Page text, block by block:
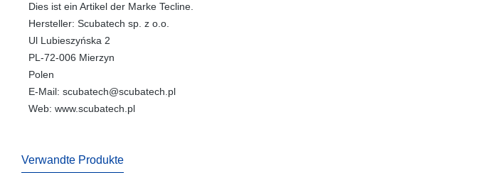
Dies ist ein Artikel der Marke Tecline.
Hersteller: Scubatech sp. z o.o.
Ul Lubieszyńska 2
PL-72-006 Mierzyn
Polen
E-Mail: scubatech@scubatech.pl
Web: www.scubatech.pl
Verwandte Produkte